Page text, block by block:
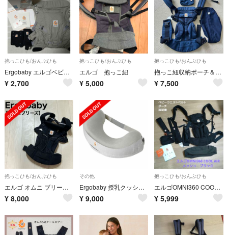
抱っこひも/おんぶひも
Ergobaby エルゴベビー ADAPT 抱っこ紐 パールグレー
¥ 2,700
抱っこひも/おんぶひも
エルゴ 抱っこ紐
¥ 5,000
抱っこひも/おんぶひも
抱っこ紐収納ポーチ＆トイストラップ付き★Ergobaby OMNI360 クールエア MIDNIGHT BLUE
¥ 7,500
抱っこひも/おんぶひも
エルゴ オムニ ブリーズ メッシュ 抱っこ紐 抱っこひも グレー Ergobaby omni breeze
¥ 8,000
その他
Ergobaby 授乳クッション
¥ 9,000
抱っこひも/おんぶひも
エルゴOMNI360 COOL AIR メッシュ
¥ 5,999